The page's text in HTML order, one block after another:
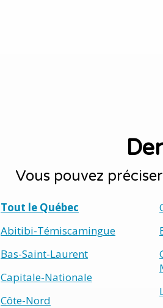
Vous pouvez
Tout le Québec
Abitibi-Témiscamingue
Bas-Saint-Laurent
Capitale-Nationale
Côte-Nord